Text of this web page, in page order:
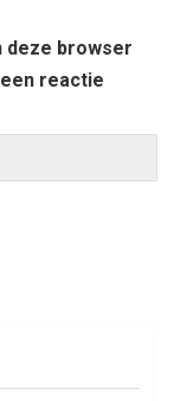
deze browser
reactie